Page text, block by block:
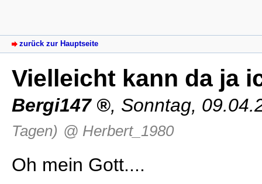
zurück zur Hauptseite
Vielleicht kann da ja
Bergi147 , Sonntag,
Tagen) @ Herbert_1980
Oh mein Gott....